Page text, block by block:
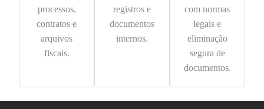
processos,
contratos e
arquivos
fiscais.
registros e
documentos
internos.
com normas
legais e
eliminação
segura de
documentos.